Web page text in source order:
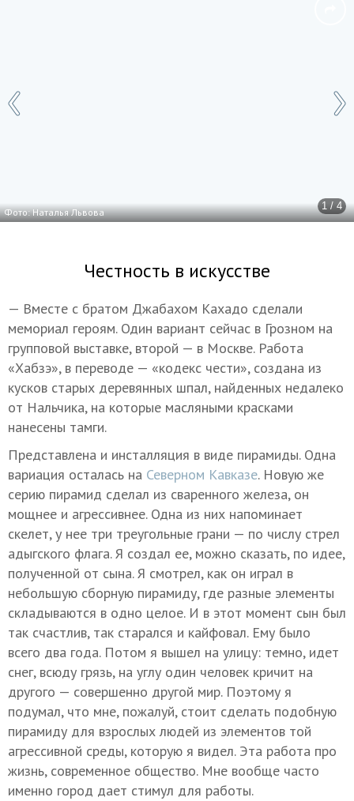
1 / 4
Фото: Наталья Львова
Честность в искусстве
— Вместе с братом Джабахом Кахадо сделали
мемориал героям. Один вариант сейчас в Грозном на
групповой выставке, второй — в Москве. Работа
«Хабзэ», в переводе — «кодекс чести», создана из
кусков старых деревянных шпал, найденных недалеко
от Нальчика, на которые масляными красками
нанесены тамги.
Представлена и инсталляция в виде пирамиды. Одна
вариация осталась на Северном Кавказе. Новую же
серию пирамид сделал из сваренного железа, он
мощнее и агрессивнее. Одна из них напоминает
скелет, у нее три треугольные грани — по числу стрел
адыгского флага. Я создал ее, можно сказать, по идее,
полученной от сына. Я смотрел, как он играл в
небольшую сборную пирамиду, где разные элементы
складываются в одно целое. И в этот момент сын был
так счастлив, так старался и кайфовал. Ему было
всего два года. Потом я вышел на улицу: темно, идет
снег, всюду грязь, на углу один человек кричит на
другого — совершенно другой мир. Поэтому я
подумал, что мне, пожалуй, стоит сделать подобную
пирамиду для взрослых людей из элементов той
агрессивной среды, которую я видел. Эта работа про
жизнь, современное общество. Мне вообще часто
именно город дает стимул для работы.